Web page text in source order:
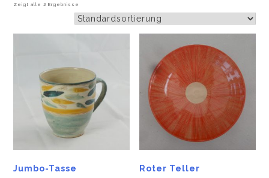
Zeigt alle 2 Ergebnisse
Jumbo-Tasse Roter Teller